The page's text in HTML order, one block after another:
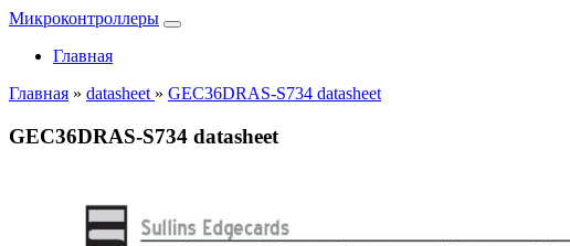
Микроконтроллеры
Главная
Главная » datasheet » GEC36DRAS-S734 datasheet
GEC36DRAS-S734 datasheet